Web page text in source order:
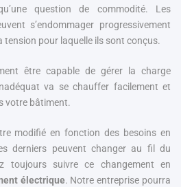
question de commodité. Les
s’endommager progressivement
tension pour laquelle ils sont conçus.
être capable de gérer la charge
va se chauffer facilement et
votre bâtiment.
modifié en fonction des besoins en
derniers peuvent changer au fil du
toujours suivre ce changement en
électrique. Notre entreprise pourra